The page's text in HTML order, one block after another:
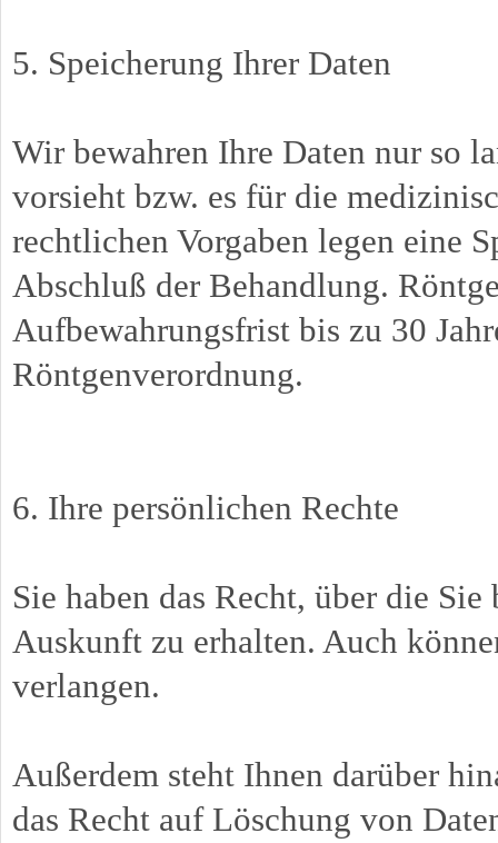
5. Speicherung Ihrer Daten
Wir bewahren Ihre Daten nur so
vorsieht bzw. es für die
rechtlichen Vorgaben legen eine
Abschluß der Behandlung.
Aufbewahrungsfrist bis zu 30
Röntgenverordnung.
6. Ihre persönlichen Rechte
Sie haben das Recht, über die
Auskunft zu erhalten. Auch
verlangen.
Außerdem steht Ihnen darüber
das Recht auf Löschung von